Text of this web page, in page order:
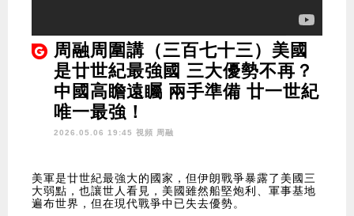
周融周圍講（三百七十三）美國
是廿世紀最強國 三大優勢不再？
中國高瞻遠矚 兩手準備 廿一世紀
唯一最強！
2026.05.06 19:45 視頻 周融
美軍是廿世紀最強大的國家，但伊朗戰爭暴露了美國三
大弱點，也讓世人看見，美國雖然船堅炮利、軍事基地
遍布世界，但在現代戰爭中已失去優勢。